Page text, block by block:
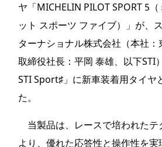
ヤ「MICHELIN PILOT SPORT 5
ット スポーツ ファイブ）」が、
ターナショナル株式会社（本社
取締役社長：平岡 泰雄、以下STI
STI Sport♯」に新車装着用タイヤ
た。
当製品は、レースで培われたテ
より、優れた応答性と操作性を